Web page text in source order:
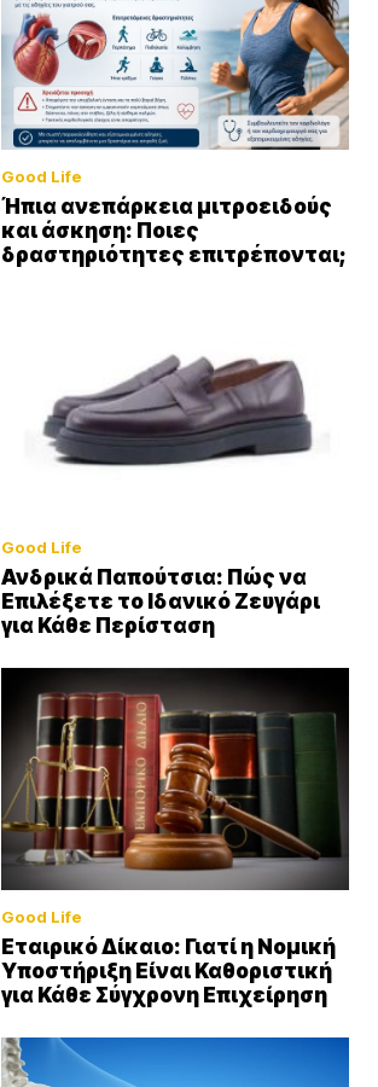
Good Life
Ήπια ανεπάρκεια μιτροειδούς
και άσκηση: Ποιες
δραστηριότητες επιτρέπονται;
Good Life
Ανδρικά Παπούτσια: Πώς να
Επιλέξετε το Ιδανικό Ζευγάρι
για Κάθε Περίσταση
Good Life
Εταιρικό Δίκαιο: Γιατί η Νομική
Υποστήριξη Είναι Καθοριστική
για Κάθε Σύγχρονη Επιχείρηση